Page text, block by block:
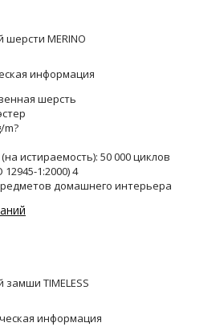
шерсти MERINO
информация
шерсть
m?
истираемость): 50 000 циклов
12945-1:2000) 4
домашнего интерьера
замши TIMELESS
информация